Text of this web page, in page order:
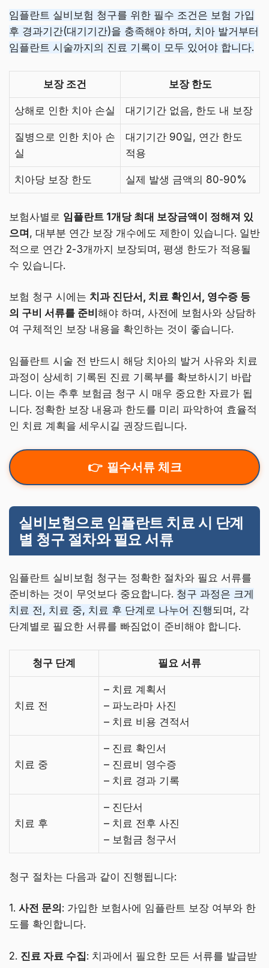
임플란트 실비보험 청구를 위한 필수 조건은 보험 가입
후 경과기간(대기기간)을 충족해야 하며, 치아 발거부터
임플란트 시술까지의 진료 기록이 모두 있어야 합니다.
보장 조건 보장 한도
상해로 인한 치아 손실 대기기간 없음, 한도 내 보장
질병으로 인한 치아 손
실
대기기간 90일, 연간 한도
적용
치아당 보장 한도 실제 발생 금액의 80-90%
보험사별로 임플란트 1개당 최대 보장금액이 정해져 있
으며, 대부분 연간 보장 개수에도 제한이 있습니다. 일반
적으로 연간 2-3개까지 보장되며, 평생 한도가 적용될
수 있습니다.
보험 청구 시에는 치과 진단서, 치료 확인서, 영수증 등
의 구비 서류를 준비 해야 하며, 사전에 보험사와 상담하
여 구체적인 보장 내용을 확인하는 것이 좋습니다.
임플란트 시술 전 반드시 해당 치아의 발거 사유와 치료
과정이 상세히 기록된 진료 기록부를 확보하시기 바랍
니다. 이는 추후 보험금 청구 시 매우 중요한 자료가 됩
니다. 정확한 보장 내용과 한도를 미리 파악하여 효율적
인 치료 계획을 세우시길 권장드립니다.
필수서류 체크
실비보험으로 임플란트 치료 시 단계
별 청구 절차와 필요 서류
임플란트 실비보험 청구는 정확한 절차와 필요 서류를
준비하는 것이 무엇보다 중요합니다. 청구 과정은 크게
치료 전, 치료 중, 치료 후 단계로 나누어 진행되며, 각
단계별로 필요한 서류를 빠짐없이 준비해야 합니다.
청구 단계 필요 서류
치료 전
– 치료 계획서
– 파노라마 사진
– 치료 비용 견적서
치료 중
– 진료 확인서
– 진료비 영수증
– 치료 경과 기록
치료 후
– 진단서
– 치료 전후 사진
– 보험금 청구서
청구 절차는 다음과 같이 진행됩니다:
1. 사전 문의 : 가입한 보험사에 임플란트 보장 여부와 한
도를 확인합니다.
2. 진료 자료 수집: 치과에서 필요한 모든 서류를 발급받